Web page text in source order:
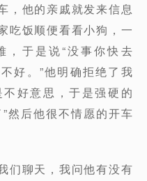
，他的亲戚就发来信息
吃饭顺便看看小狗，一
，于是说“没事你快去
好。”他明确拒绝了我
好意思，于是强硬的
然后他很不情愿的开车
们聊天，我问他有没有